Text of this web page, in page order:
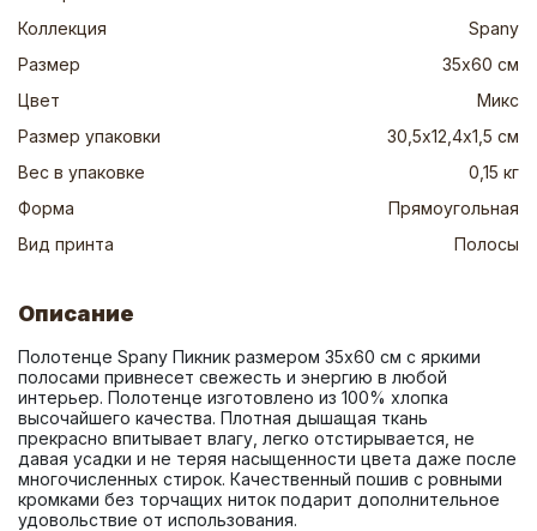
Коллекция
Spany
Размер
35х60 см
Цвет
Микс
Размер упаковки
30,5х12,4х1,5 см
Вес в упаковке
0,15 кг
Форма
Прямоугольная
Вид принта
Полосы
Описание
Полотенце Spany Пикник размером 35х60 см с яркими
полосами привнесет свежесть и энергию в любой
интерьер. Полотенце изготовлено из 100% хлопка
высочайшего качества. Плотная дышащая ткань
прекрасно впитывает влагу, легко отстирывается, не
давая усадки и не теряя насыщенности цвета даже после
многочисленных стирок. Качественный пошив с ровными
кромками без торчащих ниток подарит дополнительное
удовольствие от использования.